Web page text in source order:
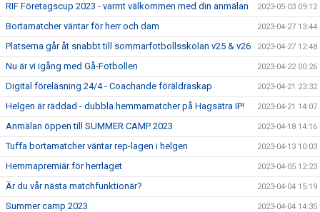
RIF Företagscup 2023 - varmt välkommen med din anmälan 2023-05-03 09:12
Bortamatcher väntar för herr och dam 2023-04-27 13:44
Platserna går åt snabbt till sommarfotbollsskolan v25 & v26 2023-04-27 12:48
Nu är vi igång med Gå-Fotbollen 2023-04-22 00:26
Digital föreläsning 24/4 - Coachande föräldraskap 2023-04-21 23:32
Helgen är räddad - dubbla hemmamatcher på Hagsätra IP! 2023-04-21 14:07
Anmälan öppen till SUMMER CAMP 2023 2023-04-18 14:16
Tuffa bortamatcher väntar rep-lagen i helgen 2023-04-13 10:03
Hemmapremiär för herrlaget 2023-04-05 12:23
Är du vår nästa matchfunktionär? 2023-04-04 15:19
Summer camp 2023 2023-04-04 14:35